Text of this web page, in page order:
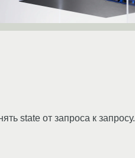
state от запроса к запросу.